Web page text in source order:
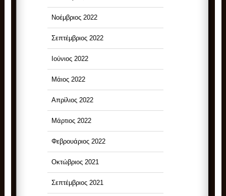
Νοέμβριος 2022
Σεπτέμβριος 2022
Ιούνιος 2022
Μάιος 2022
Απρίλιος 2022
Μάρτιος 2022
Φεβρουάριος 2022
Οκτώβριος 2021
Σεπτέμβριος 2021